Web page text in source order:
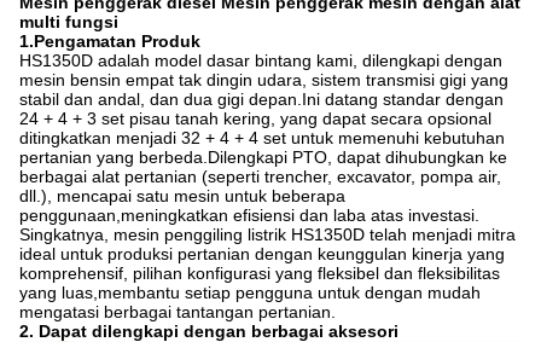
multi fungsi
1.Pengamatan Produk
HS1350D adalah model dasar bintang kami, dilengkapi dengan
mesin bensin empat tak dingin udara, sistem transmisi gigi yang
stabil dan andal, dan dua gigi depan.Ini datang standar dengan
24 + 4 + 3 set pisau tanah kering, yang dapat secara opsional
ditingkatkan menjadi 32 + 4 + 4 set untuk memenuhi kebutuhan
pertanian yang berbeda.Dilengkapi PTO, dapat dihubungkan ke
berbagai alat pertanian (seperti trencher, excavator, pompa air,
dll.), mencapai satu mesin untuk beberapa
penggunaan,meningkatkan efisiensi dan laba atas investasi.
Singkatnya, mesin penggiling listrik HS1350D telah menjadi mitra
ideal untuk produksi pertanian dengan keunggulan kinerja yang
komprehensif, pilihan konfigurasi yang fleksibel dan fleksibilitas
yang luas,membantu setiap pengguna untuk dengan mudah
mengatasi berbagai tantangan pertanian.
2. Dapat dilengkapi dengan berbagai aksesori